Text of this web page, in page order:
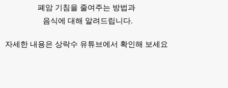
폐암 기침을 줄여주는 방법과
음식에 대해 알려드립니다.
자세한 내용은 상락수 유튜브에서 확인해 보세요